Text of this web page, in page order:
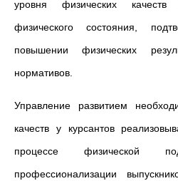
уровня физических
физического состояния,
повышении физических
нормативов.
Управление развитием
качеств у курсантов
процессе физической
профессионализации